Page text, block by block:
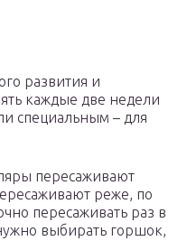
развития и
каждые две недели
специальным – для
пересаживают
реже, по
пересаживать раз в
выбирать горшок,